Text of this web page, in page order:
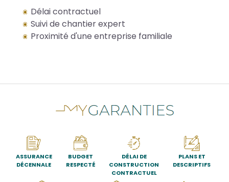
Délai contractuel
Suivi de chantier expert
Proximité d'une entreprise familiale
ASSURANCE
DÉCENNALE
BUDGET
RESPECTÉ
DÉLAI DE
CONSTRUCTION
CONTRACTUEL
PLANS ET
DESCRIPTIFS